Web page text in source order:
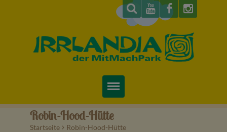
Startseite
Robin-Hood-Hütte
Startseite > Robin-Hood-Hütte